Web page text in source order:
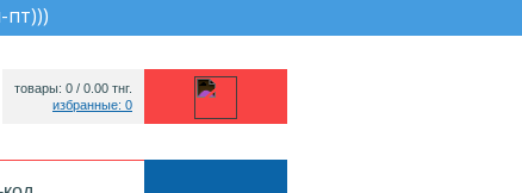
пт)))
товары: 0 / 0.00 тнг.
избранные: 0